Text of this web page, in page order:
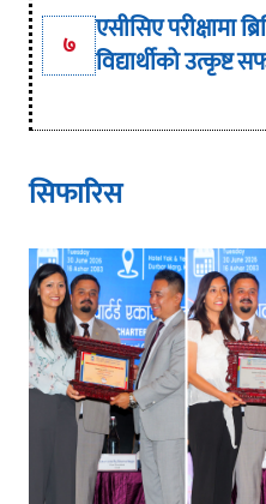
७ एसीसिए परीक्षामा
विद्यार्थीको उत्कृष्ट
सिफारिस